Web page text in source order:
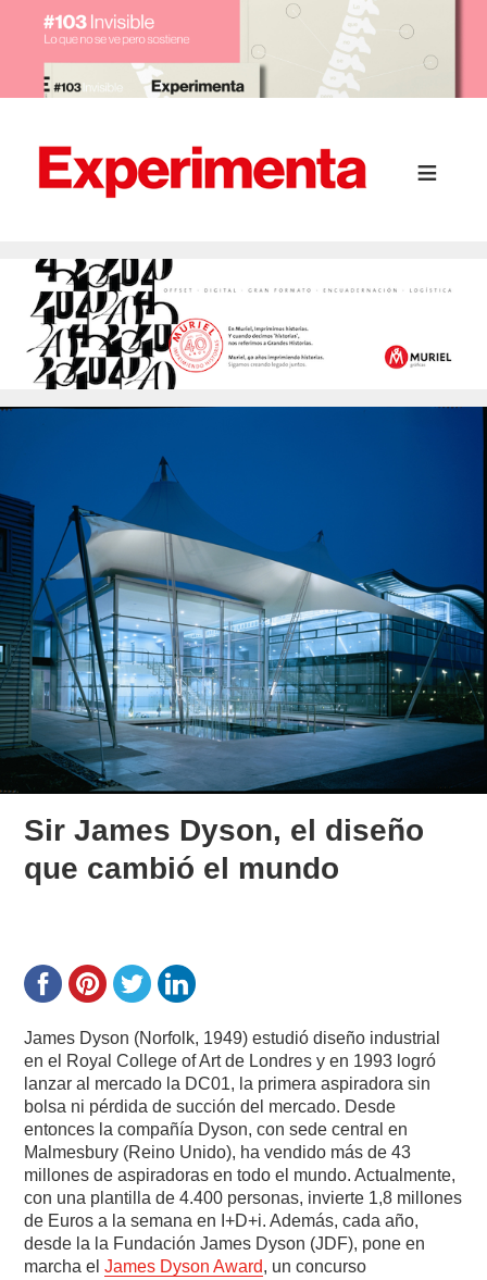
Sir James Dyson, el diseño
que cambió el mundo
James Dyson (Norfolk, 1949) estudió diseño industrial
en el Royal College of Art de Londres y en 1993 logró
lanzar al mercado la DC01, la primera aspiradora sin
bolsa ni pérdida de succión del mercado. Desde
entonces la compañía Dyson, con sede central en
Malmesbury (Reino Unido), ha vendido más de 43
millones de aspiradoras en todo el mundo. Actualmente,
con una plantilla de 4.400 personas, invierte 1,8 millones
de Euros a la semana en I+D+i. Además, cada año,
desde la la Fundación James Dyson (JDF), pone en
marcha elJames Dyson Award, un concurso